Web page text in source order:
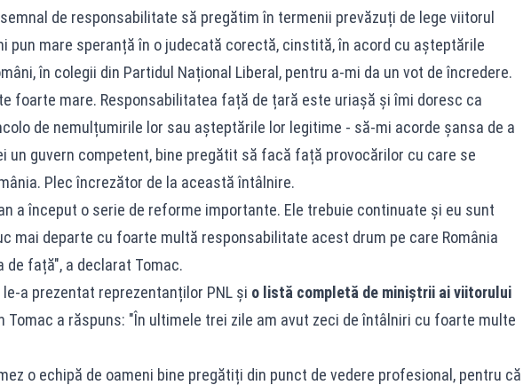
de responsabilitate să pregătim în termenii prevăzuți de lege viitorul
pun mare speranță în o judecată corectă, cinstită, în acord cu așteptările
în colegii din Partidul Național Liberal, pentru a-mi da un vot de încredere.
foarte mare. Responsabilitatea față de țară este uriașă și îmi doresc ca
de nemulțumirile lor sau așteptările lor legitime - să-mi acorde șansa de a
un guvern competent, bine pregătit să facă față provocărilor cu care se
Plec încrezător de la această întâlnire.
a început o serie de reforme importante. Ele trebuie continuate și eu sunt
mai departe cu foarte multă responsabilitate acest drum pe care România
de față", a declarat Tomac.
a prezentat reprezentanților PNL și o listă completă de miniștrii ai viitorului
Tomac a răspuns: "În ultimele trei zile am avut zeci de întâlniri cu foarte multe
o echipă de oameni bine pregătiți din punct de vedere profesional, pentru că